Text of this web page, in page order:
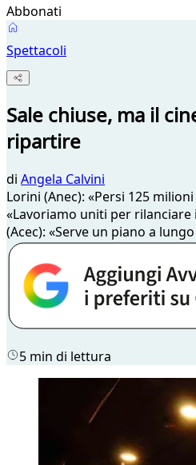
Abbonati
Spettacoli
Sale chiuse, ma il
ripartire
di Angela Calvini
Lorini (Anec): «Persi 125
«Lavoriamo uniti per rilanciare
(Acec): «Serve un piano a
5 min di lettura